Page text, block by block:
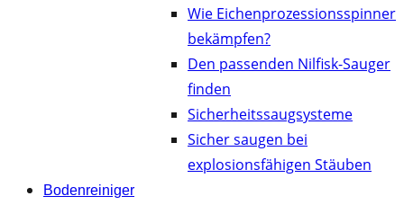
Wie Eichenprozessionsspinner
bekämpfen?
Den passenden Nilfisk-Sauger
finden
Sicherheitssaugsysteme
Sicher saugen bei
explosionsfähigen Stäuben
Bodenreiniger